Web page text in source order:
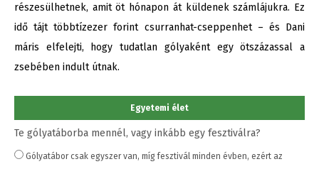
részesülhetnek, amit öt hónapon át küldenek számlájukra. Ez
idő tájt többtízezer forint csurranhat-cseppenhet – és Dani
máris elfelejti, hogy tudatlan gólyaként egy ötszázassal a
zsebében indult útnak.
Egyetemi élet
Te gólyatáborba mennél, vagy inkább egy fesztiválra?
Gólyatábor csak egyszer van, míg fesztivál minden évben, ezért az